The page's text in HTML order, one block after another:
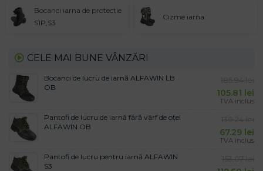
Bocanci iarna de protectie
S1P,S3
Cizme iarna
CELE MAI BUNE VÂNZĂRI
Bocanci de lucru de iarnă ALFAWIN LB
OB
105.81 lei
TVA inclus
Pantofi de lucru de iarnă fără vârf de oțel
ALFAWIN OB
67.29 lei
TVA inclus
Pantofi de lucru pentru iarnă ALFAWIN
S3